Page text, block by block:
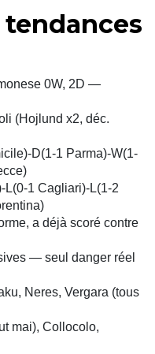
0W, 2D —
(Hojlund x2, déc.
D(1-1 Parma)-W(1-
L(0-1 Cagliari)-L(1-2
a déjà scoré contre
— seul danger réel
Neres, Vergara (tous
mai), Collocolo,